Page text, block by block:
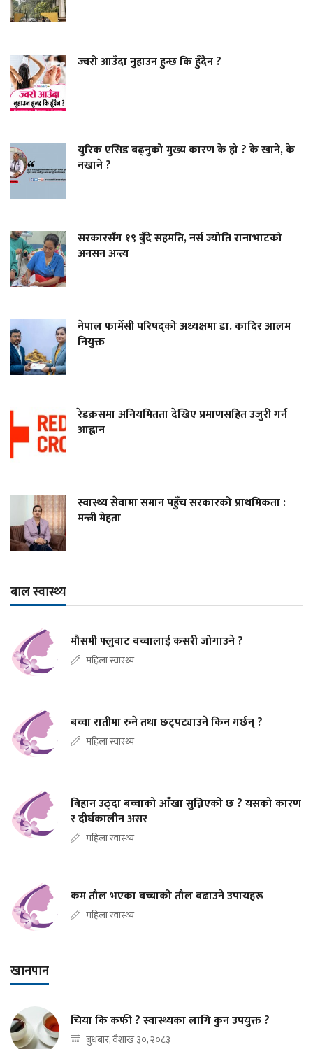
ज्वरो आउँदा नुहाउन हुन्छ कि हुँदैन ?
युरिक एसिड बढ्नुको मुख्य कारण के हो ? के खाने, के
नखाने ?
सरकारसँग १९ बुँदे सहमति, नर्स ज्योति रानाभाटको
अनसन अन्त्य
नेपाल फार्मेसी परिषद्को अध्यक्षमा डा. कादिर आलम
नियुक्त
रेडक्रसमा अनियमितता देखिए प्रमाणसहित उजुरी गर्न
आह्वान
स्वास्थ्य सेवामा समान पहुँच सरकारको प्राथमिकता :
मन्त्री मेहता
बाल स्वास्थ्य
मौसमी फ्लुबाट बच्चालाई कसरी जोगाउने ?
महिला स्वास्थ्य
बच्चा रातीमा रुने तथा छट्पट्याउने किन गर्छन् ?
महिला स्वास्थ्य
बिहान उठ्दा बच्चाको आँखा सुन्निएको छ ? यसको कारण
र दीर्घकालीन असर
महिला स्वास्थ्य
कम तौल भएका बच्चाको तौल बढाउने उपायहरू
महिला स्वास्थ्य
खानपान
चिया कि कफी ? स्वास्थ्यका लागि कुन उपयुक्त ?
बुधबार, वैशाख ३०, २०८३